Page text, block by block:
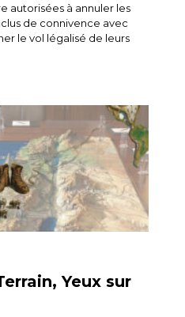
autorisées à annuler les
de connivence avec
le vol légalisé de leurs
Yeux sur